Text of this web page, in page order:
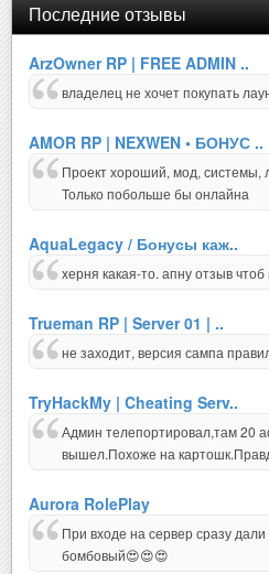
Последние отзывы
ArzOwner RP | FREE ADMIN ..
владелец не хочет покупать
AMOR RP | NEXWEN • БОНУС ..
Проект хороший, мод, системы,
Только побольше бы онлайна
AquaLegacy / Бонусы каж..
херня какая-то. апну отзыв
Trueman RP | Server 01 | ..
не заходит, версия сампа
TryHackMy | Cheating Serv..
Админ телепортировал,там 20
вышел.Похоже на
Aurora RolePlay
При входе на сервер сразу
бомбовый😍😍😍